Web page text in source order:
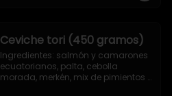
Ceviche tori (450 gramos)
Ingredientes: salmón y camarones
ecuatorianos, palta, cebolla
morada, merkén, mix de pimientos